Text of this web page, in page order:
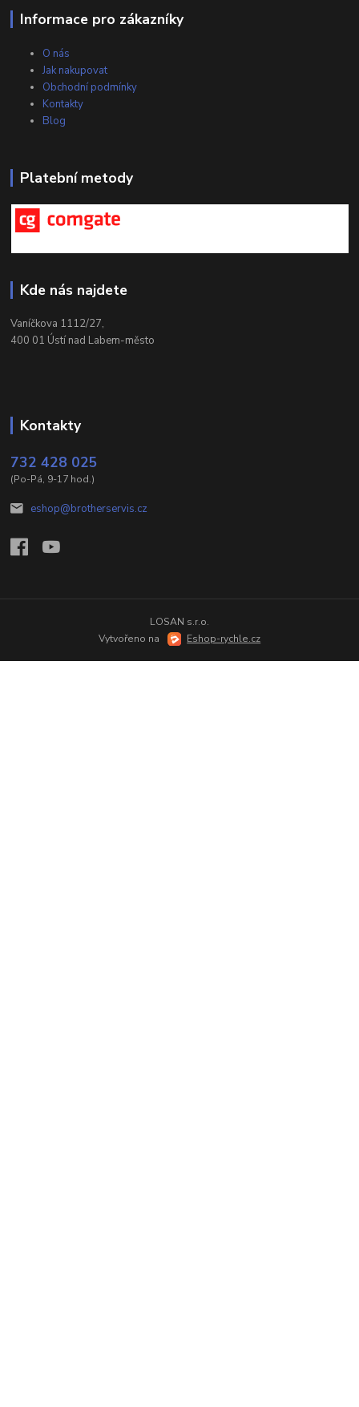
Informace pro zákazníky
O nás
Jak nakupovat
Obchodní podmínky
Kontakty
Blog
Platební metody
Kde nás najdete
Vaníčkova 1112/27,
400 01 Ústí nad Labem-město
Kontakty
732 428 025
(Po-Pá, 9-17 hod.)
eshop@brotherservis.cz
LOSAN s.r.o.
Vytvořeno na
Eshop-rychle.cz